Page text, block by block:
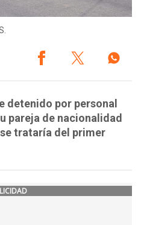
detenido por personal
pareja de nacionalidad
trataría del primer